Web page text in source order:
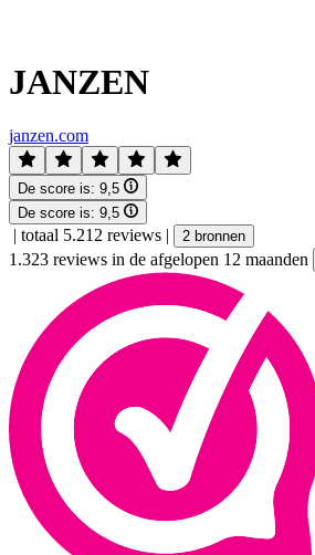
JANZEN
janzen.com
De score is: 9,5
De score is: 9,5
| totaal 5.212 reviews | 2 bronnen
1.323 reviews in de afgelopen 12 maanden